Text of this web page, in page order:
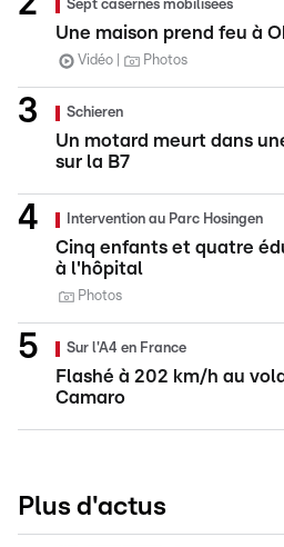
Sept casernes mobilisées
Une maison prend feu à
Vidéo Photos
Schieren
Un motard meurt dans
sur la B7
Intervention au Parc Hosingen
Cinq enfants et quatre
à l'hôpital
Photos
Sur l'A4 en France
Flashé à 202 km/h au
Camaro
Plus d'actus